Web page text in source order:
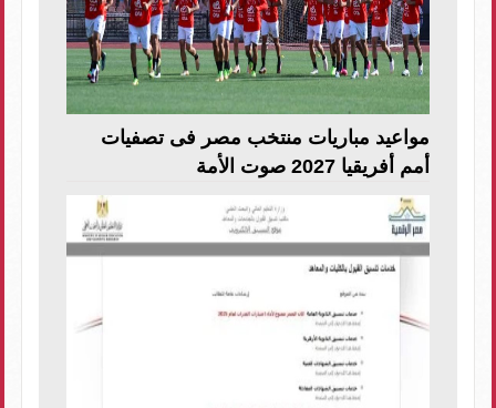
مواعيد مباريات منتخب مصر فى تصفيات
أمم أفريقيا 2027 صوت الأمة